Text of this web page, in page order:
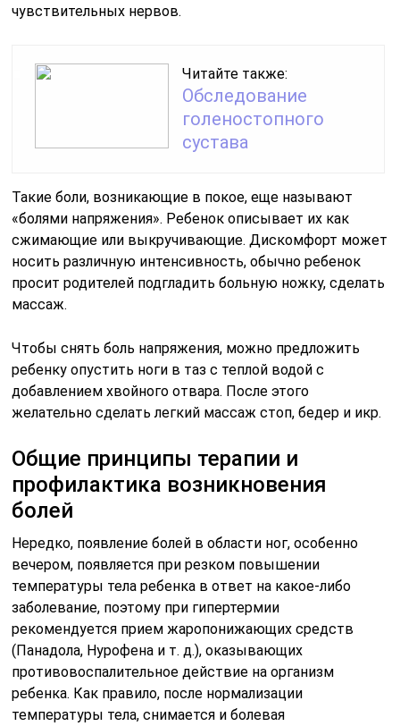
чувствительных нервов.
Читайте также:
Обследование
голеностопного
сустава
Такие боли, возникающие в покое, еще называют
«болями напряжения». Ребенок описывает их как
сжимающие или выкручивающие. Дискомфорт может
носить различную интенсивность, обычно ребенок
просит родителей подгладить больную ножку, сделать
массаж.
Чтобы снять боль напряжения, можно предложить
ребенку опустить ноги в таз с теплой водой с
добавлением хвойного отвара. После этого
желательно сделать легкий массаж стоп, бедер и икр.
Общие принципы терапии и
профилактика возникновения
болей
Нередко, появление болей в области ног, особенно
вечером, появляется при резком повышении
температуры тела ребенка в ответ на какое-либо
заболевание, поэтому при гипертермии
рекомендуется прием жаропонижающих средств
(Панадола, Нурофена и т. д.), оказывающих
противовоспалительное действие на организм
ребенка. Как правило, после нормализации
температуры тела, снимается и болевая